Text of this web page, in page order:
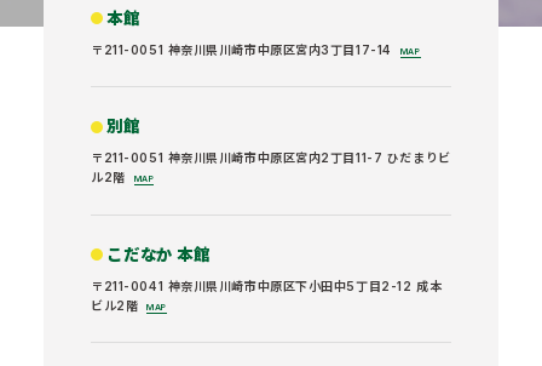
本館
〒211-0051 神奈川県川崎市中原区宮内3丁目17-14 MAP
別館
〒211-0051 神奈川県川崎市中原区宮内2丁目11-7 ひだまりビ
ル2階
MAP
こだなか 本館
〒211-0041 神奈川県川崎市中原区下小田中5丁目2-12 成本
ビル2階
MAP